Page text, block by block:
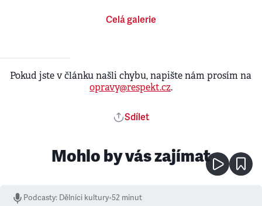
Celá galerie
Pokud jste v článku našli chybu, napište nám prosím na
opravy@respekt.cz.
Sdílet
Mohlo by vás zajímat
Podcasty: Dělníci kultury•52 minut